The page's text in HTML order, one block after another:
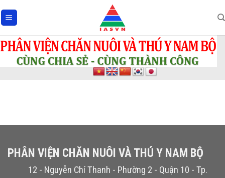
to
PHÂN VIỆN CHĂN NUÔI VÀ THÚ Y NAM BỘ
12 - Nguyễn Chí Thanh - Phường 2 - Quận 10 - Tp.